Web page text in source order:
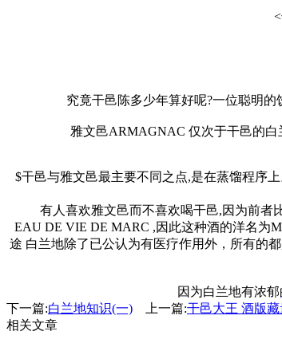
究竟干邑陈多少年算好呢?一位聪明
雅文邑ARMAGNAC 仅次于干邑的白
$干邑与雅文邑最主要不同之点,是在蒸馏程序
有人喜欢雅文邑而不喜欢喝干邑,因为前者
EAU DE VIE DE MARC ,因此这种酒的洋名为
途 白兰地除了已公认为有医疗作用外，所有的
因为白兰地有浓
下一篇:白兰地知识(一) 上一篇:干邑大王 酒版
相关文章